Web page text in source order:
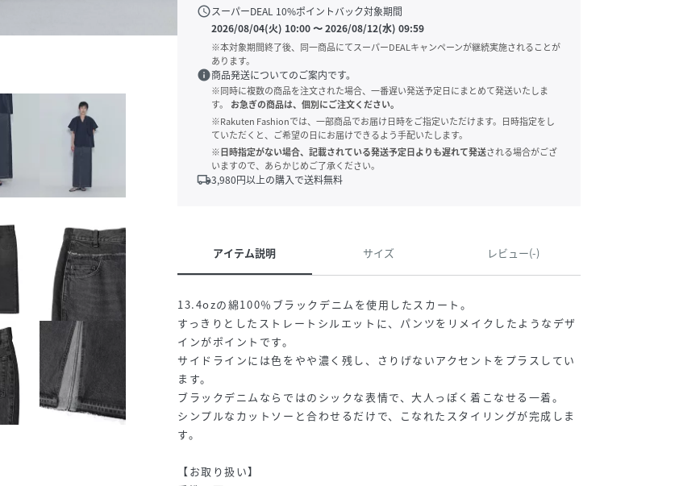
scheduleスーパーDEAL 10%ポイントバック対象期間
2026/08/04(火) 10:00〜2026/08/12(水) 09:59
※本対象期間終了後、同一商品にてスーパーDEALキャンペーンが継続実施されることが
あります。
info商品発送についてのご案内です。
※同時に複数の商品を注文された場合、一番遅い発送予定日にまとめて発送いたしま
す。
お急ぎの商品は、個別にご注文ください。
※Rakuten Fashionでは、一部商品でお届け日時をご指定いただけます。日時指定をし
ていただくと、ご希望の日にお届けできるよう手配いたします。
※日時指定がない場合、記載されている発送予定日よりも遅れて発送される場合がござ
いますので、あらかじめご了承ください。
local_shipping3,980円以上の購入で送料無料
アイテム説明 サイズ レビュー(-)
13.4ozの綿100％ブラックデニムを使用したスカート。
すっきりとしたストレートシルエットに、パンツをリメイクしたようなデザ
インがポイントです。
サイドラインには色をやや濃く残し、さりげないアクセントをプラスしてい
ます。
ブラックデニムならではのシックな表情で、大人っぽく着こなせる一着。
シンプルなカットソーと合わせるだけで、こなれたスタイリングが完成しま
す。
【お取り扱い】